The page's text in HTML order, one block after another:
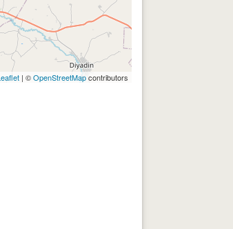
| ©OpenStreetMapcontributors